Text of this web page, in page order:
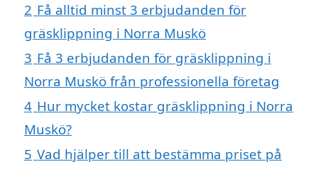
2 Få alltid minst 3 erbjudanden för
gräsklippning i Norra Muskö
3 Få 3 erbjudanden för gräsklippning i
Norra Muskö från professionella företag
4 Hur mycket kostar gräsklippning i Norra
Muskö?
5 Vad hjälper till att bestämma priset på